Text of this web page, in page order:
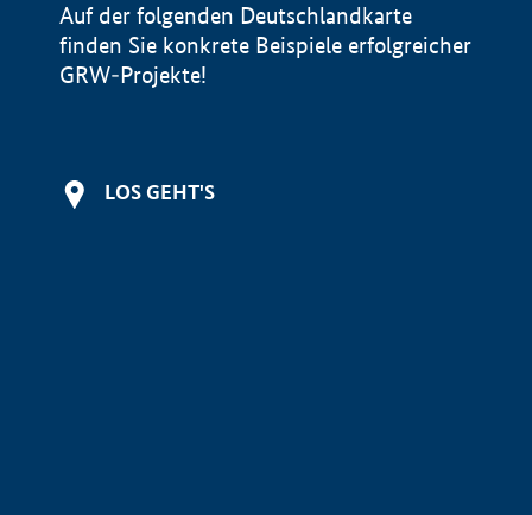
Auf der folgenden Deutschlandkarte
finden Sie konkrete Beispiele erfolgreicher
GRW-Projekte!
LOS GEHT'S